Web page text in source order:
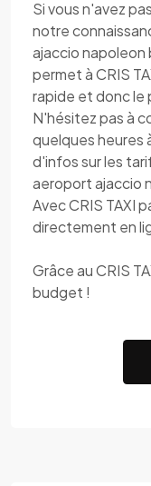
Si vous n'avez
notre
ajaccio
permet à CRIS
rapide et donc le
N'hésitez pas à
quelques heures
d'infos sur les
aeroport ajaccio
Avec CRIS TAXI
directement en
Grâce au CRIS
budget !